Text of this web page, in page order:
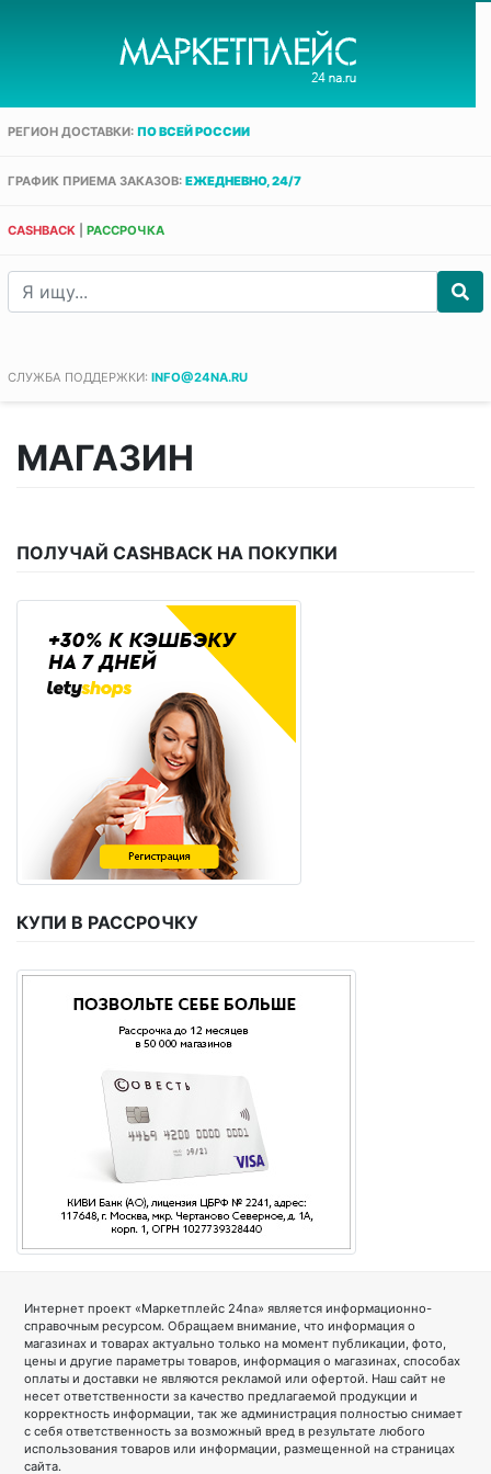
РЕГИОН ДОСТАВКИ: ПО ВСЕЙ РОССИИ
ГРАФИК ПРИЕМА ЗАКАЗОВ: ЕЖЕДНЕВНО, 24/7
CASHBACK РАССРОЧКА
СЛУЖБА ПОДДЕРЖКИ: INFO@24NA.RU
МАГАЗИН
ПОЛУЧАЙ CASHBACK НА ПОКУПКИ
КУПИ В РАССРОЧКУ
Интернет проект «Маркетплейс 24na» является информационно-
справочным ресурсом. Обращаем внимание, что информация о
магазинах и товарах актуально только на момент публикации, фото,
цены и другие параметры товаров, информация о магазинах, способах
оплаты и доставки не являются рекламой или офертой. Наш сайт не
несет ответственности за качество предлагаемой продукции и
корректность информации, так же администрация полностью снимает
с себя ответственность за возможный вред в результате любого
использования товаров или информации, размещенной на страницах
сайта.